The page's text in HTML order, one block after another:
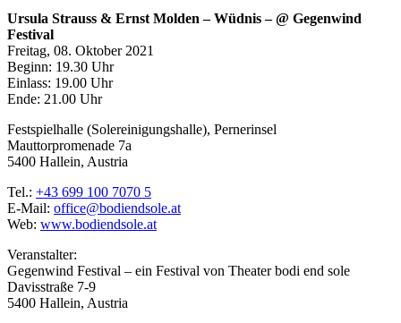
Ursula Strauss & Ernst Molden – Wüdnis – @ Gegenwind
Festival
Freitag, 08. Oktober 2021
Beginn: 19.30 Uhr
Einlass: 19.00 Uhr
Ende: 21.00 Uhr
Festspielhalle (Solereinigungshalle), Pernerinsel
Mauttorpromenade 7a
5400 Hallein, Austria
Tel.: +43 699 100 7070 5
E-Mail: office@bodiendsole.at
Web: www.bodiendsole.at
Veranstalter:
Gegenwind Festival – ein Festival von Theater bodi end sole
Davisstraße 7-9
5400 Hallein, Austria